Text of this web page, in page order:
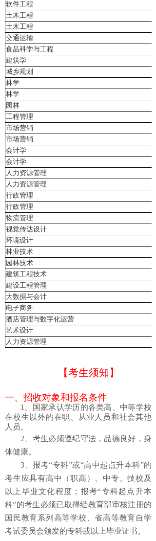
软件工程
土木工程
土木工程
交通运输
食品科学与工程
建筑学
城乡规划
林学
林学
园林
工程管理
市场营销
市场营销
会计学
会计学
人力资源管理
人力资源管理
行政管理
行政管理
物流管理
视觉传达设计
环境设计
林业技术
园林技术
建筑工程技术
建设工程管理
大数据与会计
电子商务
酒店管理与数字化运营
艺术设计
人力资源管理
【考生须知 】
一、 招收对象和报名条件
1、
国家承认学历的各类高、中等学校
在校生以外的在职、从业人员和社会其他
人员 。
2、 考生必须遵纪守法，品德良好，身
体健康。
3、报考“专科”或“高中起点升本科”的
考生应具有高中（职高）、中专、技校及
以上毕业文化程度；报考“专科起点升本
科”的考生必须已取得经教育部审核注册的
国民教育系列高等学校、省高等教育自学
考试委员会颁发的专科或以上毕业证书。